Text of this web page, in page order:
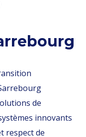
de
innovants
respect de